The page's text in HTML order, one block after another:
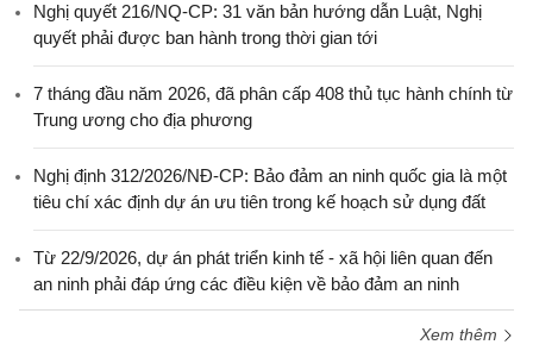
Nghị quyết 216/NQ-CP: 31 văn bản hướng dẫn Luật, Nghị
quyết phải được ban hành trong thời gian tới
7 tháng đầu năm 2026, đã phân cấp 408 thủ tục hành chính từ
Trung ương cho địa phương
Nghị định 312/2026/NĐ-CP: Bảo đảm an ninh quốc gia là một
tiêu chí xác định dự án ưu tiên trong kế hoạch sử dụng đất
Từ 22/9/2026, dự án phát triển kinh tế - xã hội liên quan đến
an ninh phải đáp ứng các điều kiện về bảo đảm an ninh
Xem thêm